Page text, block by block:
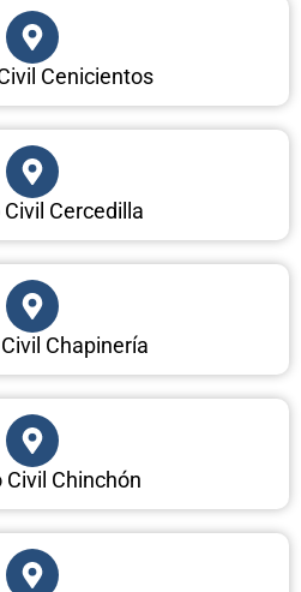
Cenicientos
Cercedilla
Chapinería
Civil Chinchón